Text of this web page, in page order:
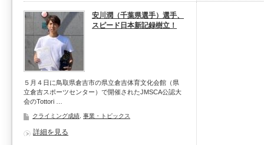
安川潤（千葉県選手）選手、
スピード日本新記録樹立！
５月４日に鳥取県倉吉市の県立倉吉体育文化会館（県
立倉吉スポーツセンター）で開催されたJMSCA公認大
会のTottori …
クライミング成績 事業・トピックス
詳細を見る